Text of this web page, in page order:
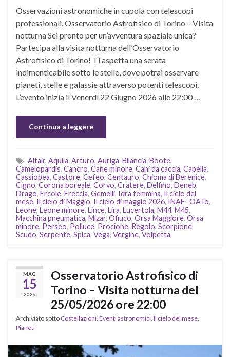
Osservazioni astronomiche in cupola con telescopi
professionali. Osservatorio Astrofisico di Torino – Visita
notturna Sei pronto per un’avventura spaziale unica?
Partecipa alla visita notturna dell’Osservatorio
Astrofisico di Torino! Ti aspetta una serata
indimenticabile sotto le stelle, dove potrai osservare
pianeti, stelle e galassie attraverso potenti telescopi.
L’evento inizia il Venerdì 22 Giugno 2026 alle 22:00 …
Continua a leggere
Altair, Aquila, Arturo, Auriga, Bilancia, Boote,
Camelopardis, Cancro, Cane minore, Cani da caccia, Capella,
Cassiopea, Castore, Cefeo, Centauro, Chioma di Berenice,
Cigno, Corona boreale, Corvo, Cratere, Delfino, Deneb,
Drago, Ercole, Freccia, Gemelli, Idra femmina,
Il cielo del
mese, Il cielo di Maggio, Il cielo di maggio 2026, INAF- OATo,
Leone, Leone minore, Lince, Lira, Lucertola, M44, M45,
Macchina pneumatica, Mizar, Ofiuco, Orsa Maggiore, Orsa
minore, Perseo, Polluce, Procione, Regolo, Scorpione,
Scudo, Serpente, Spica, Vega, Vergine, Volpetta
MAG
15
2026
Osservatorio Astrofisico di
Torino – Visita notturna del
25/05/2026 ore 22:00
Archiviato sotto Costellazioni, Eventi astronomici, Il cielo del mese,
Pianeti